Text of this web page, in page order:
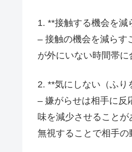
1. **接触する機会を減
– 接触の機会を減らす
が外にいない時間帯に
2. **気にしない（ふり
– 嫌がらせは相手に反
味を減少させることが
無視することで相手の